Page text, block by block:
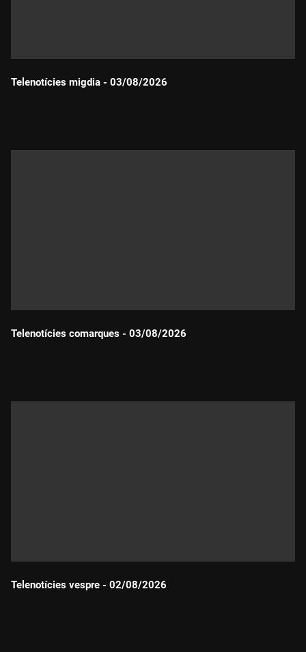
Telenotícies migdia - 03/08/2026
Telenotícies comarques - 03/08/2026
Telenotícies vespre - 02/08/2026